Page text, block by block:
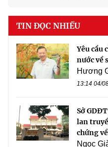
TIN ĐỌC NHIỀU
Yêu cầu
nước về
Hương
13:14 04/
Sở
lan
chứng
Ngọc